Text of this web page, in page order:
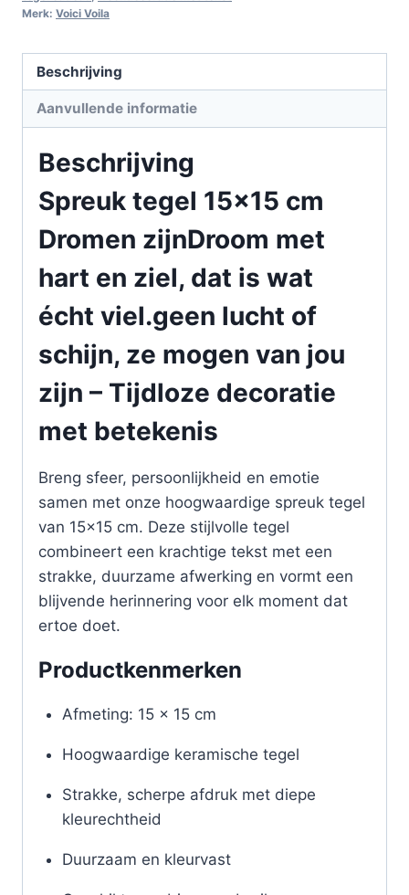
Merk: Voici Voila
Beschrijving
Aanvullende informatie
Beschrijving
Spreuk tegel 15×15 cm
Dromen zijnDroom met
hart en ziel, dat is wat
écht viel.geen lucht of
schijn, ze mogen van jou
zijn – Tijdloze decoratie
met betekenis
Breng sfeer, persoonlijkheid en emotie
samen met onze hoogwaardige spreuk tegel
van 15×15 cm. Deze stijlvolle tegel
combineert een krachtige tekst met een
strakke, duurzame afwerking en vormt een
blijvende herinnering voor elk moment dat
ertoe doet.
Productkenmerken
Afmeting: 15 x 15 cm
Hoogwaardige keramische tegel
Strakke, scherpe afdruk met diepe
kleurechtheid
Duurzaam en kleurvast